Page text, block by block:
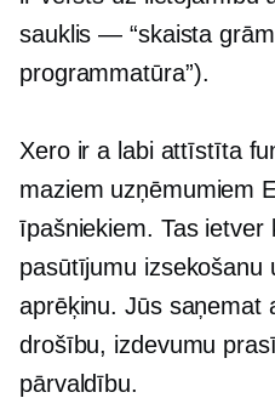
sauklis — “skaista
programmatūra”).
Xero ir a labi attīstīta
maziem uzņēmumiem
īpašniekiem. Tas ietver
pasūtījumu izsekošanu
aprēķinu. Jūs saņemat
drošību, izdevumu
pārvaldību.